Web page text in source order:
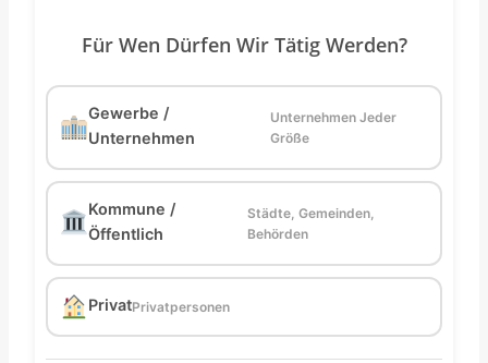
Für Wen Dürfen Wir Tätig Werden?
Gewerbe /
Unternehmen
Unternehmen Jeder
Größe
Kommune /
Öffentlich
Städte, Gemeinden,
Behörden
PrivatPrivatpersonen